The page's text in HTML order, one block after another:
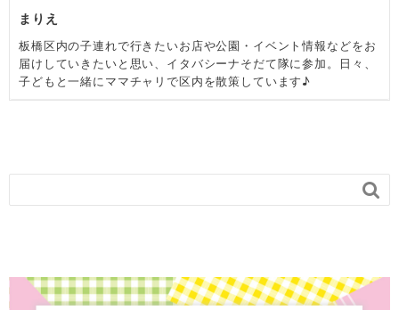
まりえ
板橋区内の子連れで行きたいお店や公園・イベント情報などをお
届けしていきたいと思い、イタバシーナそだて隊に参加。日々、
子どもと一緒にママチャリで区内を散策しています♪
